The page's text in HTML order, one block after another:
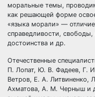
моральные темы,
как решающей форме
«языка морали» —
справедливости,
достоинства и др.
Отечественные
П. Лопат, Ю. В. Фадеев, Г.
Ветров, Е. А. Литвиненко,
Ахматова, А. М. Черныш и